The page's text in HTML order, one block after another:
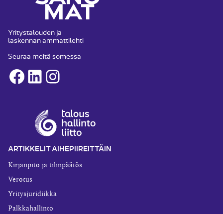
Yritystalouden ja
laskennan ammattilehti
Seuraa meitä somessa
Facebook
LinkedInInstagram
ARTIKKELIT AIHEPIIREITTÄIN
Kirjanpito ja tilinpäätös
Verotus
Yritysjuridiikka
Palkkahallinto